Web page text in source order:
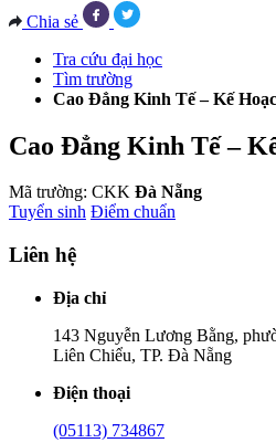
Chia sẻ
Tra cứu đại học
Tìm trường
Cao Đẳng Kinh Tế – Kế
Cao Đẳng Kinh Tế –
Mã trường: CKK Đà Nẵng
Tuyển sinh Điểm chuẩn
Liên hệ
Địa chỉ
143 Nguyễn Lương Bằng,
Liên Chiểu, TP. Đà Nẵng
Điện thoại
(05113) 734867